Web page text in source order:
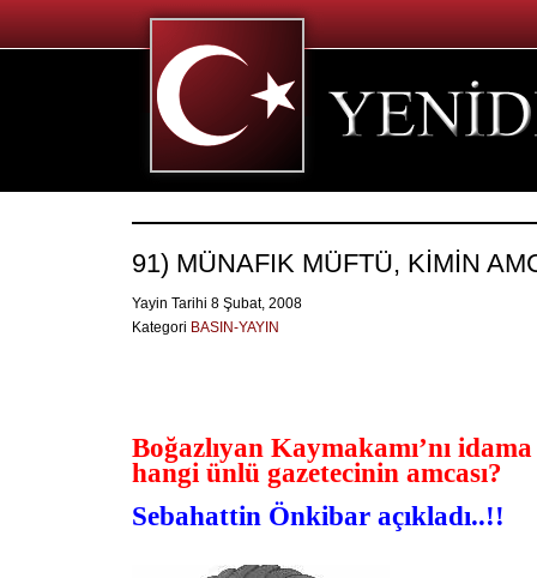
91) MÜNAFIK MÜFTÜ, KİMİN
Yayin Tarihi 8 Şubat, 2008
Kategori BASIN-YAYIN
Boğazlıyan Kaymakamı’nı
hangi ünlü gazetecinin amcası?
Sebahattin Önkibar açıkladı..!!